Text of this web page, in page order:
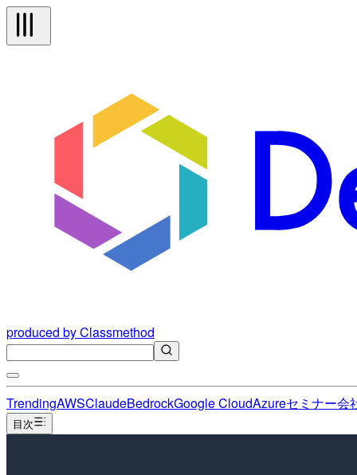
produced by Classmethod
TrendingAWSClaudeBedrockGoogle CloudAzureセミナー会
目次